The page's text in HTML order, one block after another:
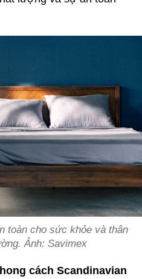
toàn cho sức khỏe và thân
Ảnh: Savimex
cách Scandinavian